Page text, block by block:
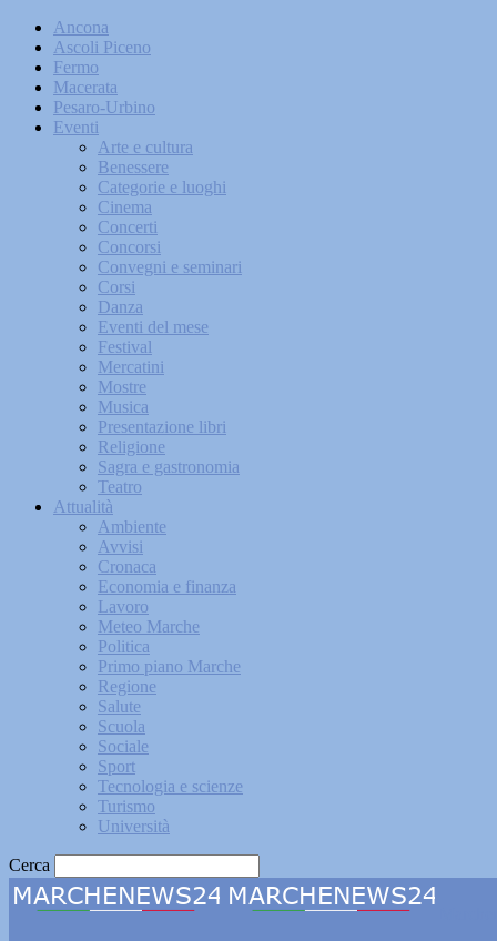
Ancona
Ascoli Piceno
Fermo
Macerata
Pesaro-Urbino
Eventi
Arte e cultura
Benessere
Categorie e luoghi
Cinema
Concerti
Concorsi
Convegni e seminari
Corsi
Danza
Eventi del mese
Festival
Mercatini
Mostre
Musica
Presentazione libri
Religione
Sagra e gastronomia
Teatro
Attualità
Ambiente
Avvisi
Cronaca
Economia e finanza
Lavoro
Meteo Marche
Politica
Primo piano Marche
Regione
Salute
Scuola
Sociale
Sport
Tecnologia e scienze
Turismo
Università
Cerca